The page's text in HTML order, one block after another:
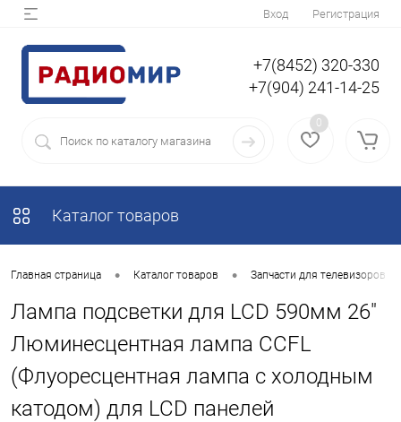
Вход Регистрация
+7(8452) 320-330
+7(904) 241-14-25
0
Каталог товаров
Главная страница • Каталог товаров • Запчасти для телевизоров
Лампа подсветки для LCD 590мм 26"
Люминесцентная лампа CCFL
(Флуоресцентная лампа с холодным
катодом) для LCD панелей